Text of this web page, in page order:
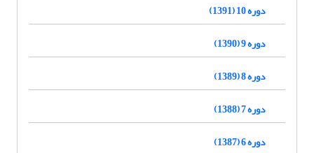
دوره 10 (1391)
دوره 9 (1390)
دوره 8 (1389)
دوره 7 (1388)
دوره 6 (1387)